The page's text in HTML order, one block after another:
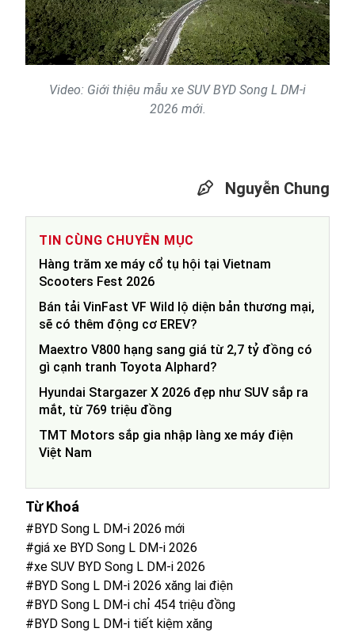
Video
Video: Giới thiệu mẫu xe SUV BYD Song L DM-i
2026 mới.
Nguyễn Chung
TIN CÙNG CHUYÊN MỤC
Hàng trăm xe máy cổ tụ hội tại Vietnam
Scooters Fest 2026
Bán tải VinFast VF Wild lộ diện bản thương mại,
sẽ có thêm động cơ EREV?
Maextro V800 hạng sang giá từ 2,7 tỷ đồng có
gì cạnh tranh Toyota Alphard?
Hyundai Stargazer X 2026 đẹp như SUV sắp ra
mắt, từ 769 triệu đồng
TMT Motors sắp gia nhập làng xe máy điện
Việt Nam
Từ Khoá
#BYD Song L DM-i 2026 mới
#giá xe BYD Song L DM-i 2026
#xe SUV BYD Song L DM-i 2026
#BYD Song L DM-i 2026 xăng lai điện
#BYD Song L DM-i chỉ 454 triệu đồng
#BYD Song L DM-i tiết kiệm xăng